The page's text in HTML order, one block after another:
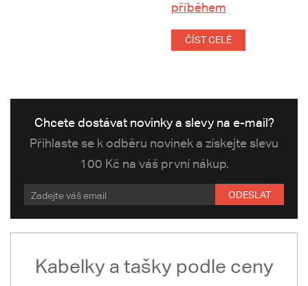
příběhem
ČÍST CELÉ
Chcete dostávat novinky a slevy na e-mail?
Přihlaste se k odběru novinek a získejte slevu
100 Kč na váš první nákup.
ODESLAT
Kabelky a tašky podle ceny